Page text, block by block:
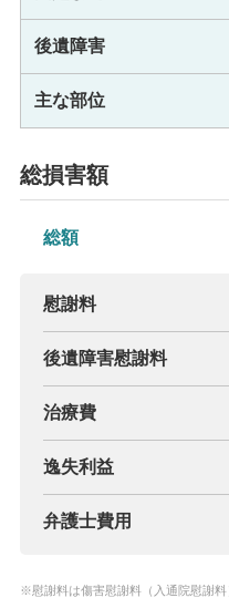
後遺障害
主な部位
総損害額
総額
慰謝料
後遺障害慰謝料
治療費
逸失利益
弁護士費用
※慰謝料は傷害慰謝料（入通院慰謝